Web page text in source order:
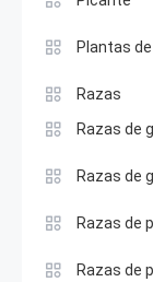
Plantas
Razas
Razas de
Razas de
Razas de
Razas de